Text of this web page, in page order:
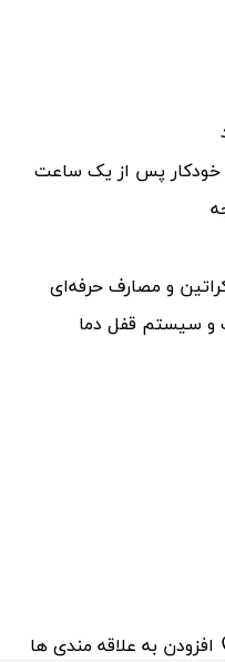
و مصارف حرفه‌ای
و سیستم قفل دما
افزودن به علاقه مندی ها